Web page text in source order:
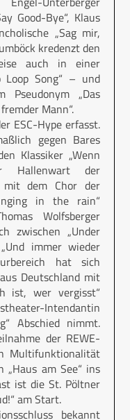
Good-Bye“, Klaus
„Sag mir,
kredenzt den
auch in einer
Loop Song“ – und
„Das
Mann“.
ESC-Hype erfasst.
gegen Bares
Klassiker „Wenn
Hallenwart der
mit dem Chor der
in the rain“
Wolfsberger
zwischen „Under
immer wieder
hat sich
Deutschland mit
ist, wer vergisst“
Intendantin
Abschied nimmt.
der REWE-
Multifunktionalität
„Haus am See“ ins
ist die St. Pöltner
am Start.
bekannt